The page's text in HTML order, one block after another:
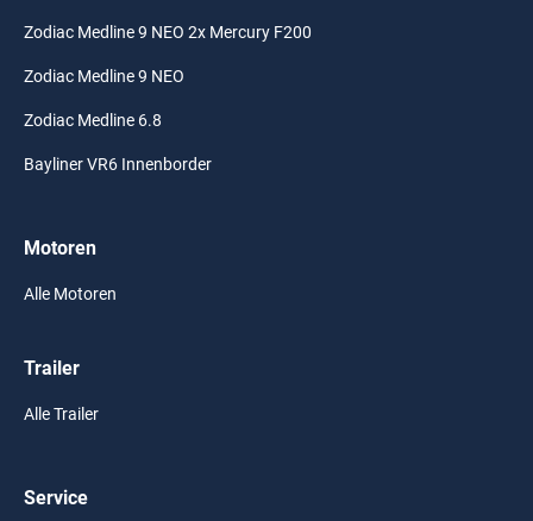
Zodiac Medline 9 NEO 2x Mercury F200
Zodiac Medline 9 NEO
Zodiac Medline 6.8
Bayliner VR6 Innenborder
Motoren
Alle Motoren
Trailer
Alle Trailer
Service